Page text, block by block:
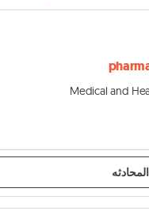
Medical and
المحادثه